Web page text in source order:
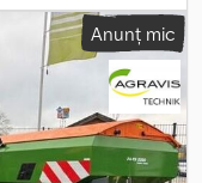
de depozitare:
Anunț mic